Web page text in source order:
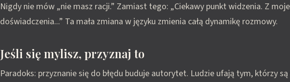
Nigdy nie mów „nie masz racji.” Zamiast tego: „Ciekawy punkt widzenia. Z
doświadczenia...” Ta mała zmiana w języku zmienia całą dynamikę rozmowy.
Jeśli się mylisz, przyznaj to
Paradoks: przyznanie się do błędu buduje autorytet. Ludzie ufają tym, którzy są